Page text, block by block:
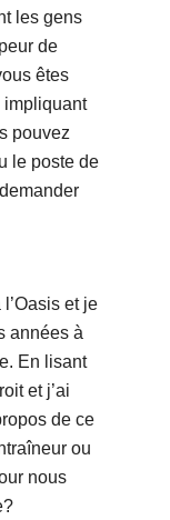
les gens
de
êtes
impliquant
pouvez
le poste de
et je
années à
En lisant
et j’ai
de ce
ou
nous